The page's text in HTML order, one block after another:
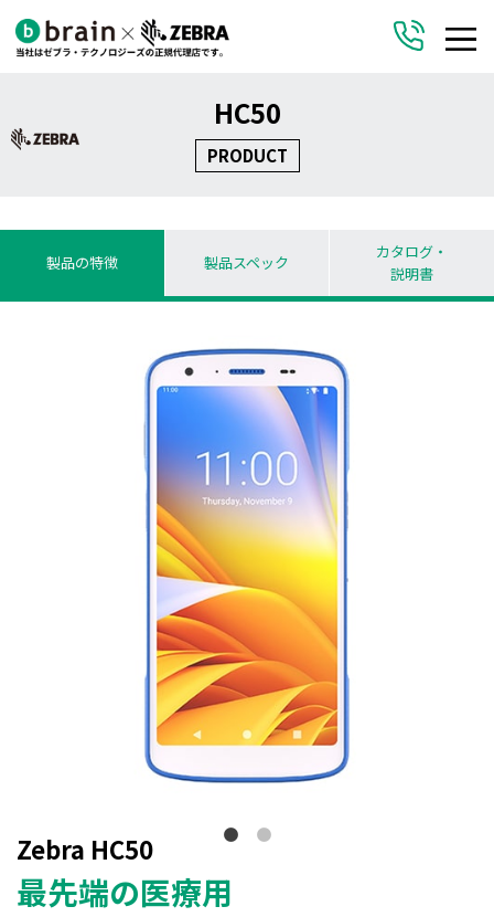
HC50
PRODUCT
製品の特徴 製品スペック
カタログ・
説明書
Zebra HC50
最先端の医療用